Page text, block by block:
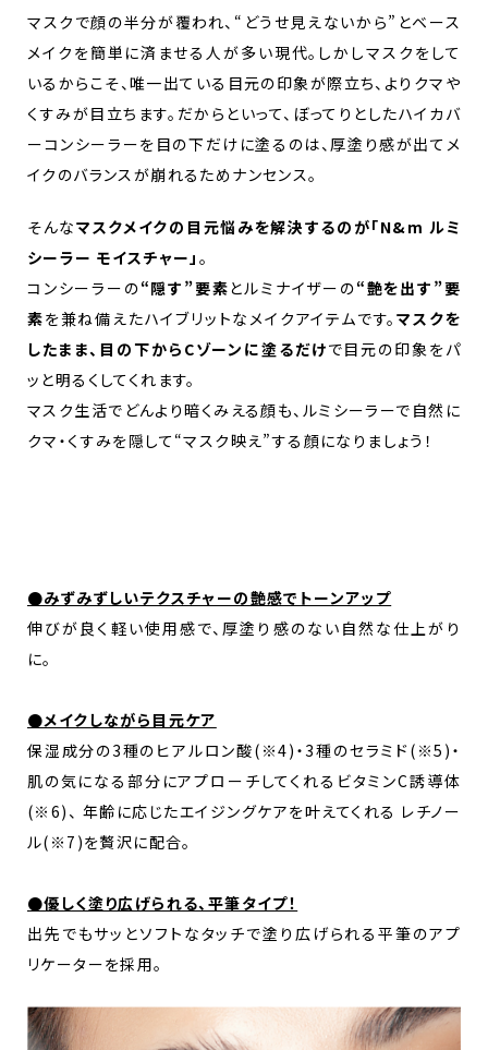
マスクで顔の半分が覆われ、“どうせ見えないから”とベース
メイクを簡単に済ませる人が多い現代。しかしマスクをして
いるからこそ、唯一出ている目元の印象が際立ち、よりクマや
くすみが目立ちます。だからといって、ぼってりとしたハイカバ
ーコンシーラーを目の下だけに塗るのは、厚塗り感が出てメ
イクのバランスが崩れるためナンセンス。
そんなマスクメイクの目元悩みを解決するのが「N&m ルミ
シーラー モイスチャー」 。
コンシーラーの“隠す”要素とルミナイザーの“艶を出す”要
素を兼ね備えたハイブリットなメイクアイテムです。マスクを
したまま、目の下からCゾーンに塗るだけで目元の印象をパ
ッと明るくしてくれます。
マスク生活でどんより暗くみえる顔も、ルミシーラーで自然に
クマ・くすみを隠して“マスク映え”する顔になりましょう！
●みずみずしいテクスチャーの艶感でトーンアップ
伸びが良く軽い使用感で、厚塗り感のない自然な仕上がり
に。
●メイクしながら目元ケア
保湿成分の3種のヒアルロン酸(※4)・3種のセラミド(※5)・
肌の気になる部分にアプローチしてくれる ビタミンC誘導体
(※6)、 年齢に応じたエイジングケアを叶えてくれる レチノー
ル(※7)を贅沢に配合。
●優しく塗り広げられる、平筆タイプ！
出先でもサッとソフトなタッチで塗り広げられる平筆のアプ
リケーターを採用。